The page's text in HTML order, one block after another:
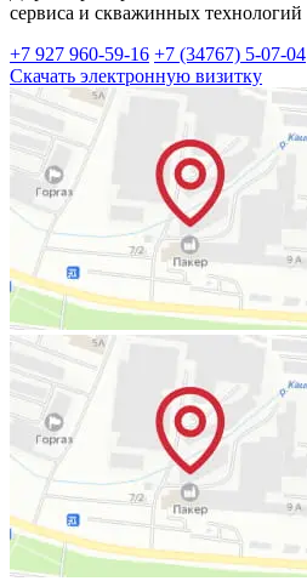
сервиса и скважинных технологий
+7 927 960-59-16 +7 (34767) 5-07-04
Скачать электронную визитку